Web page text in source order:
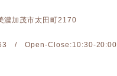
濃加茂市太田町2170
/ Open-Close:10:30-20:00